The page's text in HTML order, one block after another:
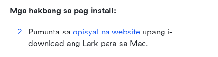
Mga hakbang sa pag-install:
Pumunta sa opisyal na website upang i-
download ang Lark para sa Mac.